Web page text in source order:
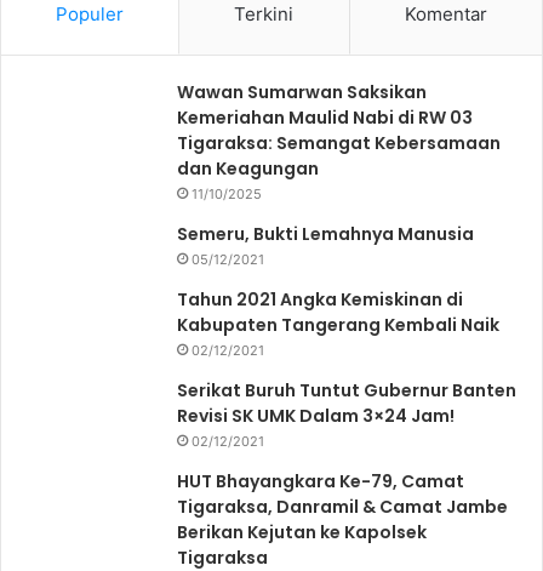
Populer Terkini Komentar
Wawan Sumarwan Saksikan
Kemeriahan Maulid Nabi di RW 03
Tigaraksa: Semangat Kebersamaan
dan Keagungan
11/10/2025
Semeru, Bukti Lemahnya Manusia
05/12/2021
Tahun 2021 Angka Kemiskinan di
Kabupaten Tangerang Kembali Naik
02/12/2021
Serikat Buruh Tuntut Gubernur Banten
Revisi SK UMK Dalam 3×24 Jam!
02/12/2021
HUT Bhayangkara Ke-79, Camat
Tigaraksa, Danramil & Camat Jambe
Berikan Kejutan ke Kapolsek
Tigaraksa